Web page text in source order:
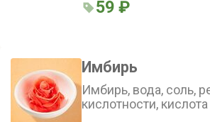
59 ₽
Имбирь
Имбирь, вода, соль,
кислотности,